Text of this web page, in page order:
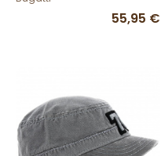
55,95 €